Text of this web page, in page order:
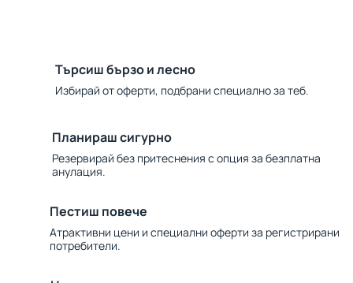
Търсиш бързо и лесно
Избирай от оферти, подбрани специално за теб.
Планираш сигурно
Резервирай без притеснения с опция за безплатна
анулация.
Пестиш повече
Атрактивни цени и специални оферти за регистрирани
потребители.